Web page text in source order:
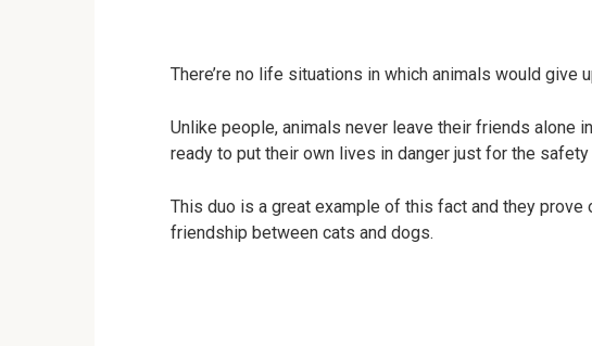
There’re no life situations in which animals would give
Unlike people, animals never leave their friends alone
ready to put their own lives in danger just for the
This duo is a great example of this fact and they prove
friendship between cats and dogs.